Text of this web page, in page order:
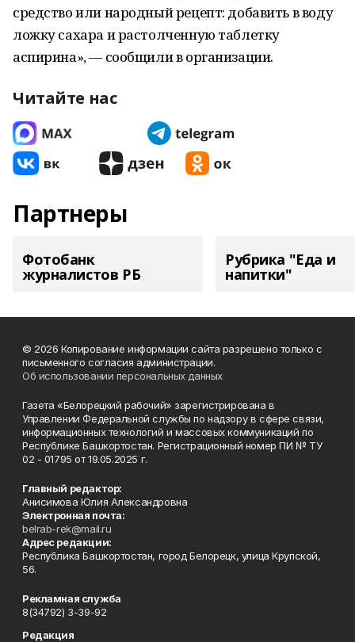
средство или народный рецепт: добавить в воду
ложку сахара и растолченную таблетку
аспирина», — сообщили в организации.
Читайте нас
Партнеры
Фотобанк
журналистов РБ
Рубрика "Еда и
напитки"
© 2026 Копирование информации сайта разрешено только с
письменного согласия администрации.
Об использовании персональных данных
Газета «Белорецкий рабочий» зарегистрирована в
Управлении Федеральной службы по надзору в сфере связи,
информационных технологий и массовых коммуникаций по
Республике Башкортостан. Регистрационный номер ПИ № ТУ
02 - 01795 от 19.05.2025 г.
Главный редактор:
Анисимова Юлия Александровна
Электронная почта:
belrab-rek@mail.ru
Адрес редакции:
Республика Башкортостан, город Белорецк, улица Крупской,
56.
Рекламная служба
8(34792) 3-39-92
Редакция